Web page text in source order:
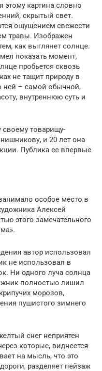
этому картина словно
скрытый свет.
ощущением свежести
травы. Изображен
как выглянет солнце.
показать момент,
пробьется сквозь
не тащит природу в
ней – самой обычной,
внутреннюю суть и
своему товарищу-
и 20 лет она
Публика ее впервые
особое место в
Алексей
этого замечательного
автор использовал
не использовал в
Ни одного луча солнца
полностью лишил
морозов,
пушистого зимнего
снег неприятен
которые, виднеется
на мысль, что это
разделяет пейзаж